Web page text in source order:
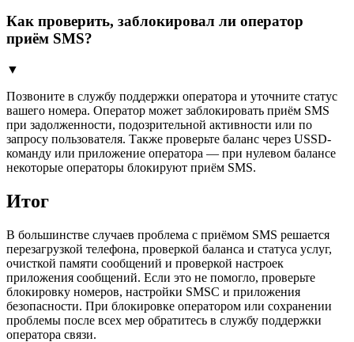
Как проверить, заблокировал ли оператор
приём SMS?
▼
Позвоните в службу поддержки оператора и уточните статус
вашего номера. Оператор может заблокировать приём SMS
при задолженности, подозрительной активности или по
запросу пользователя. Также проверьте баланс через USSD-
команду или приложение оператора — при нулевом балансе
некоторые операторы блокируют приём SMS.
Итог
В большинстве случаев проблема с приёмом SMS решается
перезагрузкой телефона, проверкой баланса и статуса услуг,
очисткой памяти сообщений и проверкой настроек
приложения сообщений. Если это не помогло, проверьте
блокировку номеров, настройки SMSC и приложения
безопасности. При блокировке оператором или сохранении
проблемы после всех мер обратитесь в службу поддержки
оператора связи.